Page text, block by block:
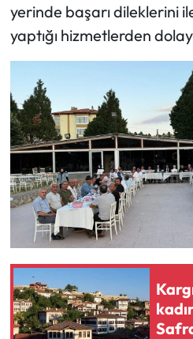
yerinde başarı dileklerini
yaptığı hizmetlerden
Spor
Turizm
Uğurludağ Haberleri
Yaşam
Yayla Haber
Yemek Tarifleri
Yerel Haberler